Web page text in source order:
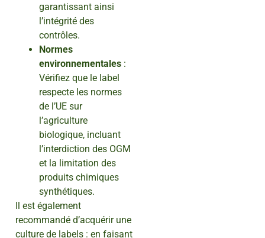
garantissant ainsi
l’intégrité des
contrôles.
Normes
environnementales :
Vérifiez que le label
respecte les normes
de l’UE sur
l’agriculture
biologique, incluant
l’interdiction des OGM
et la limitation des
produits chimiques
synthétiques.
Il est également
recommandé d’acquérir une
culture de labels : en faisant